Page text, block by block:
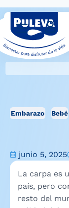
Embarazo Bebé
junio 5, 2025
La carpa es
país, pero
resto del